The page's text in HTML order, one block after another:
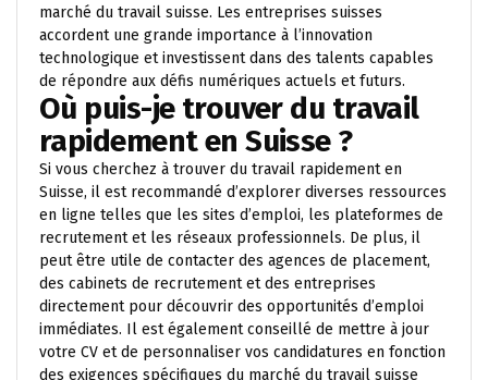
marché du travail suisse. Les entreprises suisses
accordent une grande importance à l’innovation
technologique et investissent dans des talents capables
de répondre aux défis numériques actuels et futurs.
Où puis-je trouver du travail
rapidement en Suisse ?
Si vous cherchez à trouver du travail rapidement en
Suisse, il est recommandé d’explorer diverses ressources
en ligne telles que les sites d’emploi, les plateformes de
recrutement et les réseaux professionnels. De plus, il
peut être utile de contacter des agences de placement,
des cabinets de recrutement et des entreprises
directement pour découvrir des opportunités d’emploi
immédiates. Il est également conseillé de mettre à jour
votre CV et de personnaliser vos candidatures en fonction
des exigences spécifiques du marché du travail suisse